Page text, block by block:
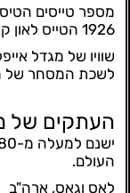
מספר טייסים
1926 הטייס לאון קולט נהרג לאחר ניסיון כושל.
לשכת המסחר של
העתקים של
העולם.
לאס וגאס, ארה"ב